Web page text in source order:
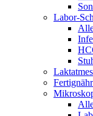
Labor-